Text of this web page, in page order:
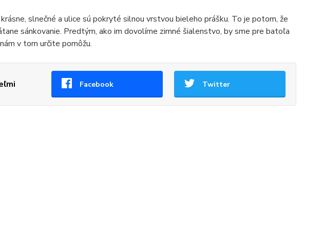
slnečné a ulice sú pokryté silnou vrstvou bieleho prášku. To je potom, že
sánkovanie. Predtým, ako im dovolíme zimné šialenstvo, by sme pre batoľa
v tom určite pomôžu.
Facebook Twitter